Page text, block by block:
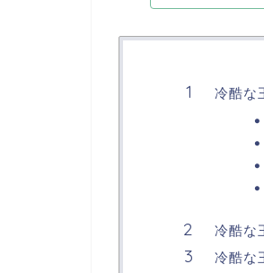
冷酷な
冷酷な
冷酷な